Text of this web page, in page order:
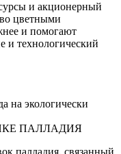
и акционерный
цветными
и помогают
и технологический
на экологически
ПАЛЛАДИЯ
палладия, связанный